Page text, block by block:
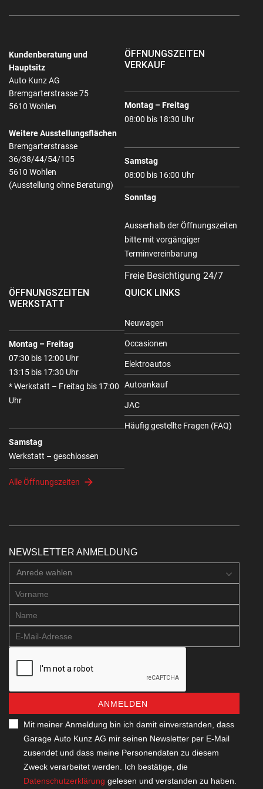
Kundenberatung und
Hauptsitz
Auto Kunz AG
Bremgarterstrasse 75
5610 Wohlen
Weitere Ausstellungsflächen
Bremgarterstrasse
36/38/44/54/105
5610 Wohlen
(Ausstellung ohne Beratung)
ÖFFNUNGSZEITEN
VERKAUF
Montag – Freitag
08:00 bis 18:30 Uhr
Samstag
08:00 bis 16:00 Uhr
Sonntag
Ausserhalb der Öffnungszeiten
bitte mit vorgängiger
Terminvereinbarung
Freie Besichtigung 24/7
ÖFFNUNGSZEITEN
WERKSTATT
Montag – Freitag
07:30 bis 12:00 Uhr
13:15 bis 17:30 Uhr
* Werkstatt – Freitag bis 17:00
Uhr
Samstag
Werkstatt – geschlossen
Alle Öffnungszeiten
QUICK LINKS
Neuwagen
Occasionen
Elektroautos
Autoankauf
JAC
Häufig gestellte Fragen (FAQ)
NEWSLETTER ANMELDUNG
Anrede wahlen
ANMELDEN
Mit meiner Anmeldung bin ich damit einverstanden, dass
Garage Auto Kunz AG mir seinen Newsletter per E-Mail
zusendet und dass meine Personendaten zu diesem
Zweck verarbeitet werden. Ich bestätige, die
Datenschutzerklärung gelesen und verstanden zu haben.